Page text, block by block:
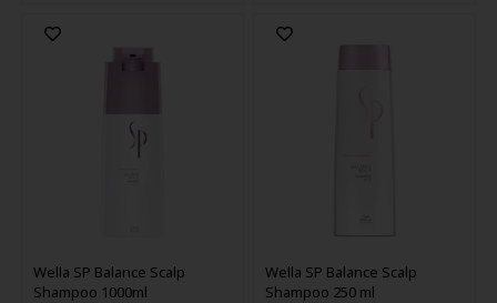
Wella SP Balance Scalp
Shampoo 1000ml
Wella SP Balance Scalp
Shampoo 250 ml